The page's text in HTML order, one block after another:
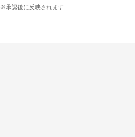
※承認後に反映されます